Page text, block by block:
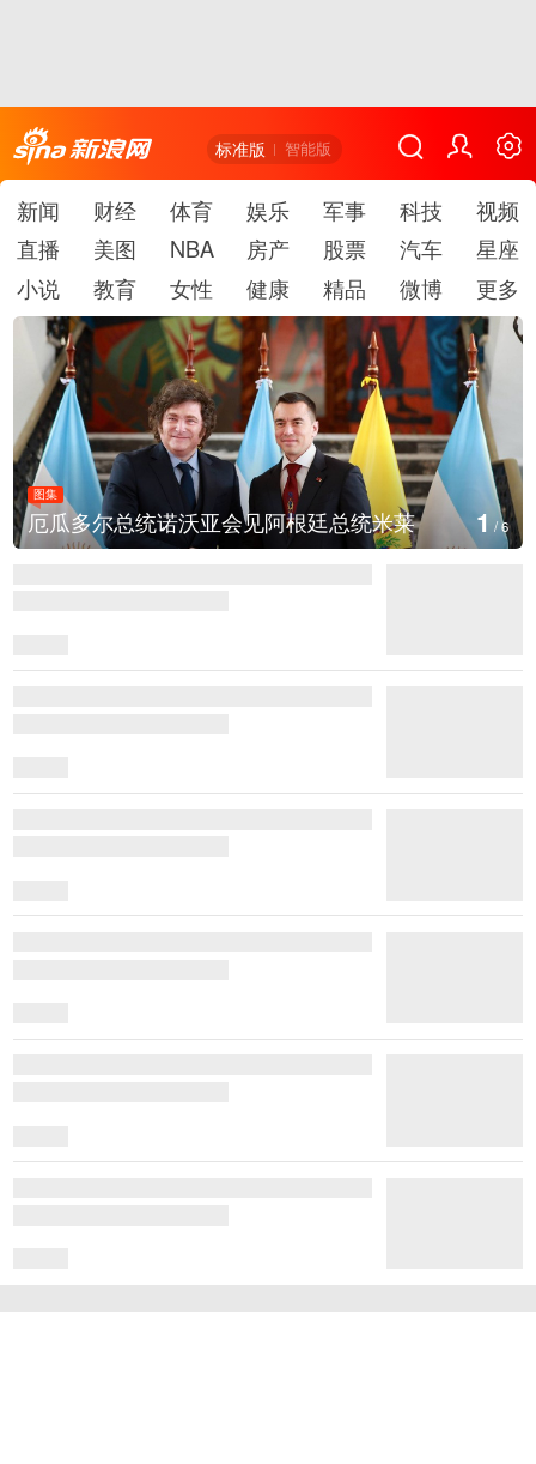
标准版 智能版
新闻 财经 体育 娱乐 军事 科技
视频
直播
美图 NBA 房产 股票 汽车
星座
小说
教育 女性 健康 精品 微博 更多
图集
厄瓜多尔总统诺沃亚会见阿根廷总统米莱 1/6